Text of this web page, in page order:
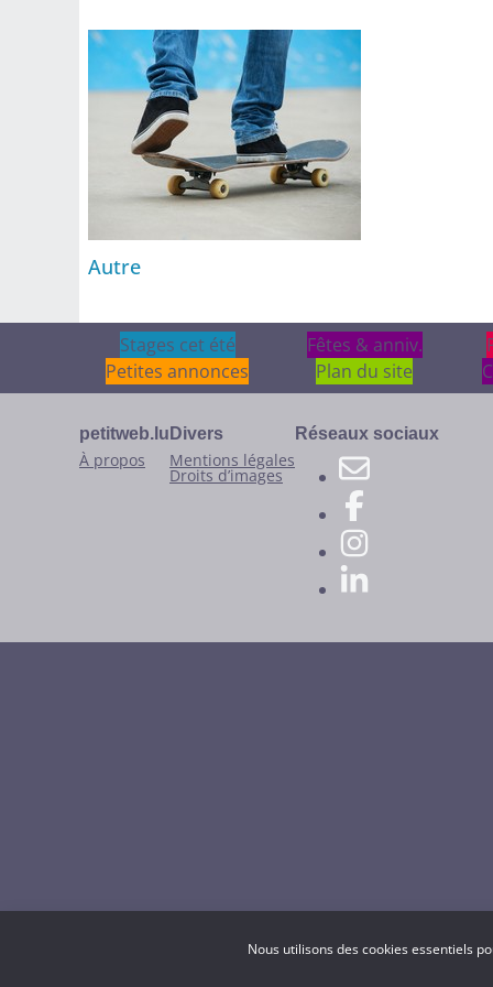
Nous utilisons des cookies essentiels
Autre
Stages cet été
Stages cet été Fêtes & anniv.
Fêtes & anniv.
Petites annonces
Plan du site
petitweb.lu
À propos
Divers
Mentions légales
Droits d’images
Réseaux sociaux